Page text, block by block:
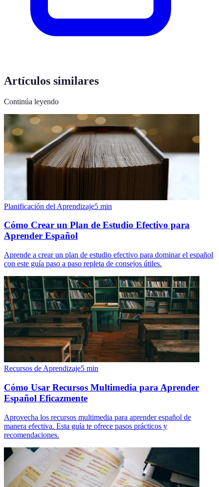
Artículos similares
Continúa leyendo
Planificación del Aprendizaje5 min
Cómo Crear un Plan de Estudio Efectivo para
Aprender Español
Aprende a crear un plan de estudio efectivo para dominar el español
con este guía paso a paso repleta de consejos útiles.
Recursos de Aprendizaje5 min
Cómo Usar Recursos Multimedia para Aprender
Español Eficazmente
Aprovecha los recursos multimedia para aprender español de
manera efectiva. Esta guía te ofrece pasos prácticos y
recomendaciones.